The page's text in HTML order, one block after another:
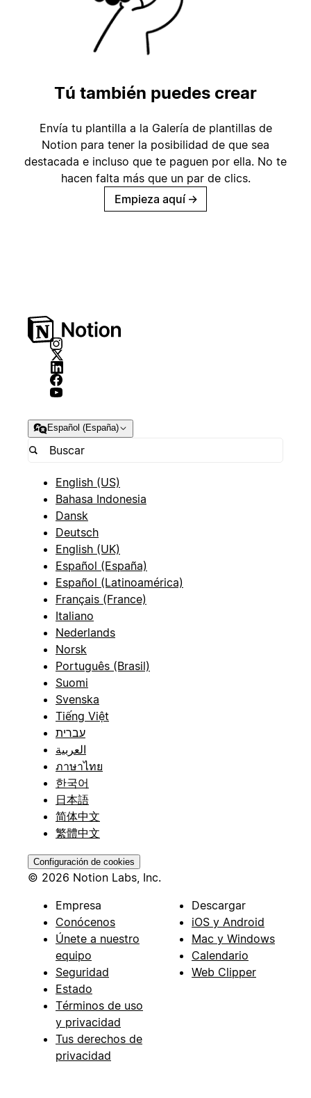
Tú también puedes crear
Envía tu plantilla a la Galería de plantillas de
Notion para tener la posibilidad de que sea
destacada e incluso que te paguen por ella. No te
hacen falta más que un par de clics.
Empieza aquí →
Español (España)
English (US)
Bahasa Indonesia
Dansk
Deutsch
English (UK)
Español (España)
Español (Latinoamérica)
Français (France)
Italiano
Nederlands
Norsk
Português (Brasil)
Suomi
Svenska
Tiếng Việt
עברית
العربية
ภาษาไทย
한국어
日本語
简体中文
繁體中文
Configuración de cookies
© 2026 Notion Labs, Inc.
Empresa
Conócenos
Únete a nuestro
equipo
Seguridad
Estado
Términos de uso
y privacidad
Tus derechos de
privacidad
Descargar
iOS y Android
Mac y Windows
Calendario
Web Clipper